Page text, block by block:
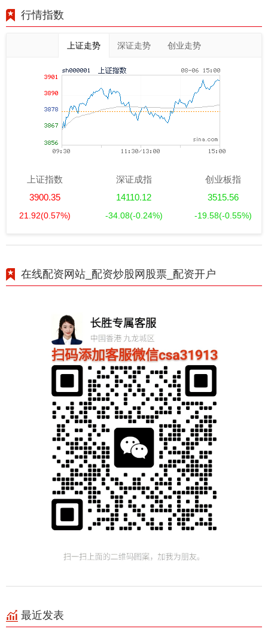
行情指数
上证走势 深证走势 创业走势
上证指数
3900.35
21.92(0.57%)
深证成指
14110.12
-34.08(-0.24%)
创业板指
3515.56
-19.58(-0.55%)
在线配资网站_配资炒股网股票_配资开户
最近发表